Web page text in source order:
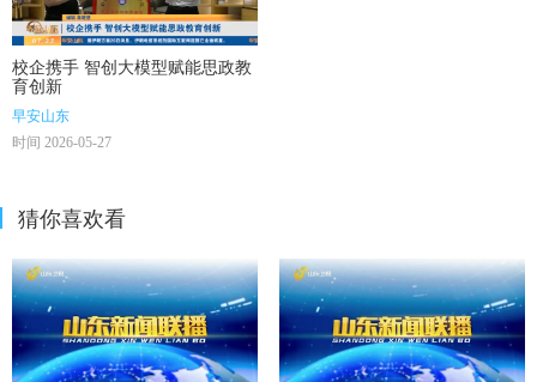
校企携手 智创大模型赋能思政教
育创新
早安山东
时间 2026-05-27
猜你喜欢看